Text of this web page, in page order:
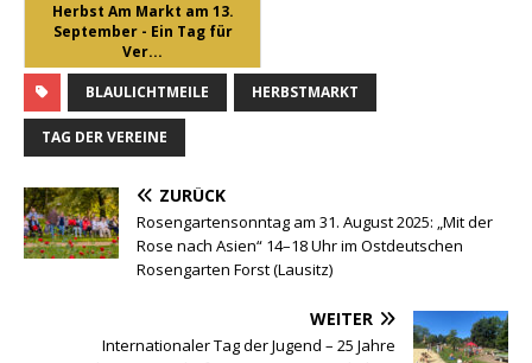
Herbst Am Markt am 13.
September - Ein Tag für
Ver...
BLAULICHTMEILE
HERBSTMARKT
TAG DER VEREINE
ZURÜCK
Rosengartensonntag am 31. August 2025: „Mit der
Rose nach Asien“ 14–18 Uhr im Ostdeutschen
Rosengarten Forst (Lausitz)
WEITER
Internationaler Tag der Jugend – 25 Jahre